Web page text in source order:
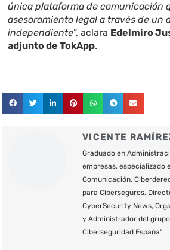
única plataforma de comunicación
asesoramiento legal a través de un
independiente”, aclara Edelmiro
adjunto de TokApp.
VICENTE
Graduado en
empresas, especializado
Comunicación,
para Ciberseguros.
CyberSecurity News,
y Administrador del
Ciberseguridad España"